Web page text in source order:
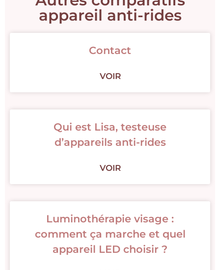
appareil anti-rides
Contact
VOIR
Qui est Lisa, testeuse
d’appareils anti-rides
VOIR
Luminothérapie visage :
comment ça marche et quel
appareil LED choisir ?